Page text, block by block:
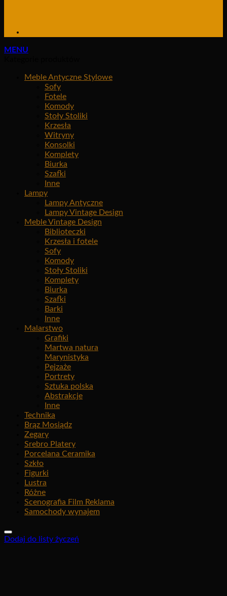
MENU
Meble Antyczne Stylowe
Sofy
Fotele
Komody
Stoły Stoliki
Krzesła
Witryny
Konsolki
Komplety
Biurka
Szafki
Inne
Lampy
Lampy Antyczne
Lampy Vintage Design
Meble Vintage Design
Biblioteczki
Krzesła i fotele
Sofy
Komody
Stoły Stoliki
Komplety
Biurka
Szafki
Barki
Inne
Malarstwo
Grafiki
Martwa natura
Marynistyka
Pejzaże
Portrety
Sztuka polska
Abstrakcje
Inne
Technika
Brąz Mosiądz
Zegary
Srebro Platery
Porcelana Ceramika
Szkło
Figurki
Lustra
Różne
Scenografia Film Reklama
Samochody wynajem
Dodaj do listy życzeń